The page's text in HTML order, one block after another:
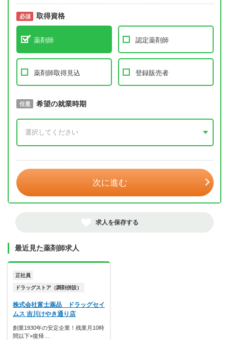
必須 取得資格
薬剤師 認定薬剤師
薬剤師取得見込 登録販売者
必須 取得予定年
任意 希望の就業時期
次に進む
求人を保存する
最近見た薬剤師求人
正社員
ドラッグストア（調剤併設）
株式会社富士薬品 ドラッグセイ
ムス 吉川けやき通り店
創業1930年の安定企業！残業月10時
間以下×復帰…